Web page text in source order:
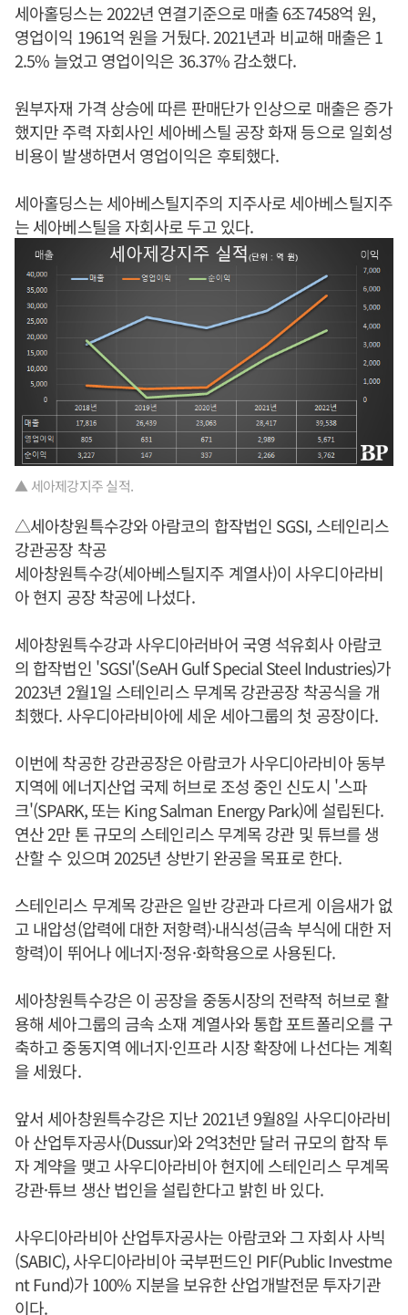
세아홀딩스는 2022년 연결기준으로 매출 6조7458억 원,
영업이익 1961억 원을 거뒀다. 2021년과 비교해 매출은 1
2.5% 늘었고 영업이익은 36.37% 감소했다.
원부자재 가격 상승에 따른 판매단가 인상으로 매출은 증가
했지만 주력 자회사인 세아베스틸 공장 화재 등으로 일회성
비용이 발생하면서 영업이익은 후퇴했다.
세아홀딩스는 세아베스틸지주의 지주사로 세아베스틸지주
는 세아베스틸을 자회사로 두고 있다.
▲ 세아제강지주 실적.
△세아창원특수강와 아람코의 합작법인 SGSI, 스테인리스
강관공장 착공
세아창원특수강(세아베스틸지주 계열사)이 사우디아라비
아 현지 공장 착공에 나섰다.
세아창원특수강과 사우디아러바어 국영 석유회사 아람코
의 합작법인 'SGSI'(SeAH Gulf Special Steel Industries)가
2023년 2월1일 스테인리스 무계목 강관공장 착공식을 개
최했다. 사우디아라비아에 세운 세아그룹의 첫 공장이다.
이번에 착공한 강관공장은 아람코가 사우디아라비아 동부
지역에 에너지산업 국제 허브로 조성 중인 신도시 '스파
크'(SPARK, 또는 King Salman Energy Park)에 설립된다.
연산 2만 톤 규모의 스테인리스 무계목 강관 및 튜브를 생
산할 수 있으며 2025년 상반기 완공을 목표로 한다.
스테인리스 무계목 강관은 일반 강관과 다르게 이음새가 없
고 내압성(압력에 대한 저항력)·내식성(금속 부식에 대한 저
항력)이 뛰어나 에너지·정유·화학용으로 사용된다.
세아창원특수강은 이 공장을 중동시장의 전략적 허브로 활
용해 세아그룹의 금속 소재 계열사와 통합 포트폴리오를 구
축하고 중동지역 에너지·인프라 시장 확장에 나선다는 계획
을 세웠다.
앞서 세아창원특수강은 지난 2021년 9월8일 사우디아라비
아 산업투자공사(Dussur)와 2억3천만 달러 규모의 합작 투
자 계약을 맺고 사우디아라비아 현지에 스테인리스 무계목
강관·튜브 생산 법인을 설립한다고 밝힌 바 있다.
사우디아라비아 산업투자공사는 아람코와 그 자회사 사빅
(SABIC), 사우디아라비아 국부펀드인 PIF(Public Investme
nt Fund)가 100% 지분을 보유한 산업개발전문 투자기관
이다.